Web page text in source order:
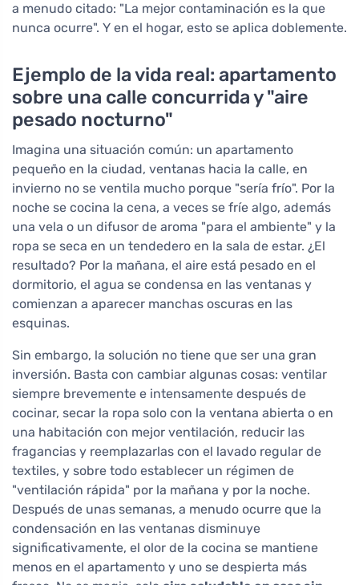
a menudo citado: "La mejor contaminación es la que
nunca ocurre". Y en el hogar, esto se aplica doblemente.
Ejemplo de la vida real: apartamento
sobre una calle concurrida y "aire
pesado nocturno"
Imagina una situación común: un apartamento
pequeño en la ciudad, ventanas hacia la calle, en
invierno no se ventila mucho porque "sería frío". Por la
noche se cocina la cena, a veces se fríe algo, además
una vela o un difusor de aroma "para el ambiente" y la
ropa se seca en un tendedero en la sala de estar. ¿El
resultado? Por la mañana, el aire está pesado en el
dormitorio, el agua se condensa en las ventanas y
comienzan a aparecer manchas oscuras en las
esquinas.
Sin embargo, la solución no tiene que ser una gran
inversión. Basta con cambiar algunas cosas: ventilar
siempre brevemente e intensamente después de
cocinar, secar la ropa solo con la ventana abierta o en
una habitación con mejor ventilación, reducir las
fragancias y reemplazarlas con el lavado regular de
textiles, y sobre todo establecer un régimen de
"ventilación rápida" por la mañana y por la noche.
Después de unas semanas, a menudo ocurre que la
condensación en las ventanas disminuye
significativamente, el olor de la cocina se mantiene
menos en el apartamento y uno se despierta más